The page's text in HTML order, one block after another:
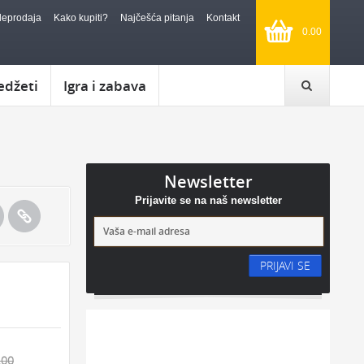
0.00
Kako kupiti? Najčešća pitanja Kontakt
Igra i zabava
Newsletter
Prijavite se na naš newsletter
PRIJAVI SE